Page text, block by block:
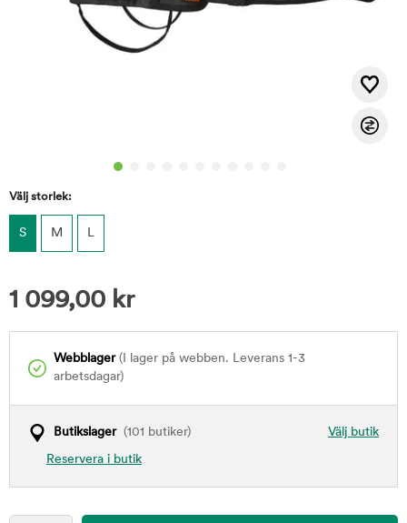
Välj storlek:
S M L
1 099,00 kr
Webblager(I lager på webben. Leverans 1-3
arbetsdagar)
Välj butik
Butikslager(101 butiker)
Reservera i butik